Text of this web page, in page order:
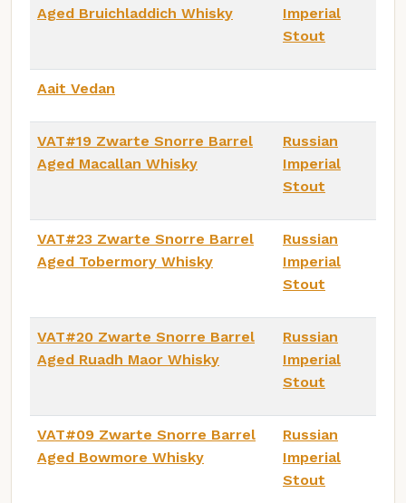
Aged Bruichladdich Whisky
Imperial
Stout
Aait Vedan
VAT#19 Zwarte Snorre Barrel
Aged Macallan Whisky
Russian
Imperial
Stout
VAT#23 Zwarte Snorre Barrel
Aged Tobermory Whisky
Russian
Imperial
Stout
VAT#20 Zwarte Snorre Barrel
Aged Ruadh Maor Whisky
Russian
Imperial
Stout
VAT#09 Zwarte Snorre Barrel
Aged Bowmore Whisky
Russian
Imperial
Stout